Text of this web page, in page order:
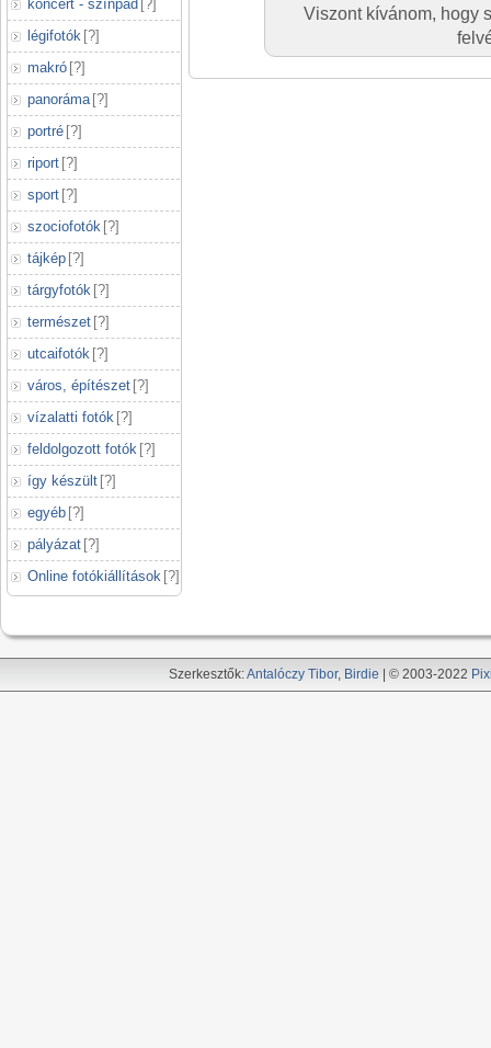
koncert - színpad [?]
légifotók [?]
makró [?]
panoráma [?]
portré [?]
riport [?]
sport [?]
szociofotók [?]
tájkép [?]
tárgyfotók [?]
természet [?]
utcaifotók [?]
város, építészet [?]
vízalatti fotók [?]
feldolgozott fotók [?]
így készült [?]
egyéb [?]
pályázat [?]
Online fotókiállítások [?]
Viszont kívánom, hogy
Szerkesztők:Antalóczy Tibor, Birdie | © 2003-2022